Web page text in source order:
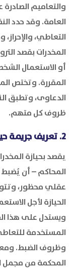
والتعاميم
العامة. وقد حدد
التعاطي،
المخدرات بقصد
أو الاستعمال
المقررة. وتختص
الدعاوى، وتطبق
ظروف كل متهم.
2. تعريف جريمة حيازة المخدرات بقصد التعاطي
يقصد بحيازة
المحاكم – أن
عقلي محظور،
الحيازة لأجل
ويستدل على هذا
المستخدمة
وظروف الضبط.
المحكمة من مجمل